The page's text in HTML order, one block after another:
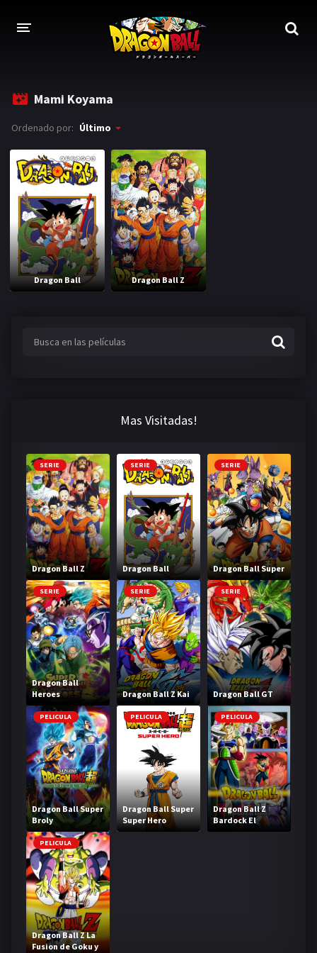
DRAGON BALL
DRAGON BALL Z
DRAGON BALL Z KAI
DRAGON BALL GT
DRAGON BALL SUPER
DRAGON BALL HEROES
PELÍCULAS
DB BLOG
Mami Koyama
Ordenado por: Último
Dragon Ball Dragon Ball Z
Mas Visitadas!
SERIE
Dragon Ball Z
SERIE
Dragon Ball
SERIE
Dragon Ball Super
SERIE
Dragon Ball
Heroes
SERIE
Dragon Ball Z Kai
SERIE
Dragon Ball GT
PELICULA
Dragon Ball Super
Broly
PELICULA
Dragon Ball Super
Super Hero
PELICULA
Dragon Ball Z
Bardock El
legendario Super
PELICULA
Dragon Ball Z La
Fusion de Goku y